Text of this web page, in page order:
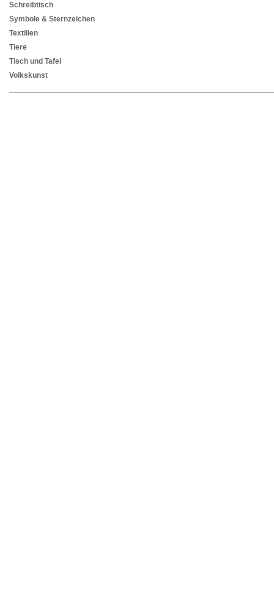
Schreibtisch
Symbole & Sternzeichen
Textilien
Tiere
Tisch und Tafel
Volkskunst